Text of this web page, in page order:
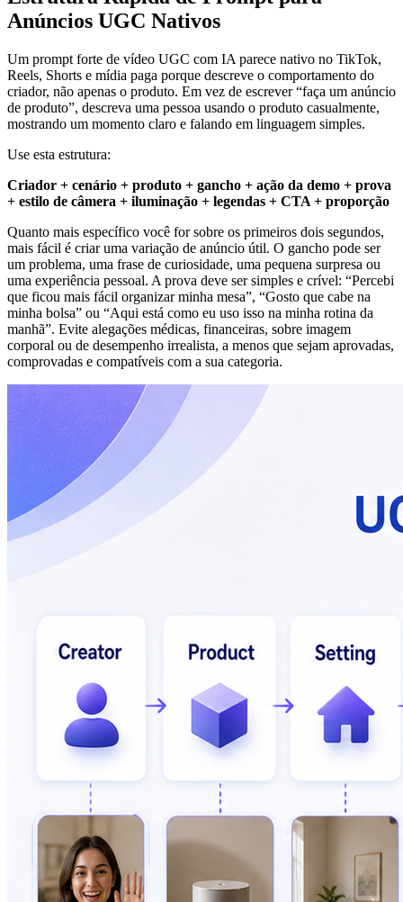
Anúncios UGC Nativos
Um prompt forte de vídeo UGC com IA parece nativo no TikTok,
Reels, Shorts e mídia paga porque descreve o comportamento do
criador, não apenas o produto. Em vez de escrever “faça um anúncio
de produto”, descreva uma pessoa usando o produto casualmente,
mostrando um momento claro e falando em linguagem simples.
Use esta estrutura:
Criador + cenário + produto + gancho + ação da demo + prova
+ estilo de câmera + iluminação + legendas + CTA + proporção
Quanto mais específico você for sobre os primeiros dois segundos,
mais fácil é criar uma variação de anúncio útil. O gancho pode ser
um problema, uma frase de curiosidade, uma pequena surpresa ou
uma experiência pessoal. A prova deve ser simples e crível: “Percebi
que ficou mais fácil organizar minha mesa”, “Gosto que cabe na
minha bolsa” ou “Aqui está como eu uso isso na minha rotina da
manhã”. Evite alegações médicas, financeiras, sobre imagem
corporal ou de desempenho irrealista, a menos que sejam aprovadas,
comprovadas e compatíveis com a sua categoria.